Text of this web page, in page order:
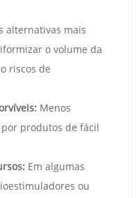
alternativas mais
o volume da
riscos de
Menos
produtos de fácil
Em algumas
ou